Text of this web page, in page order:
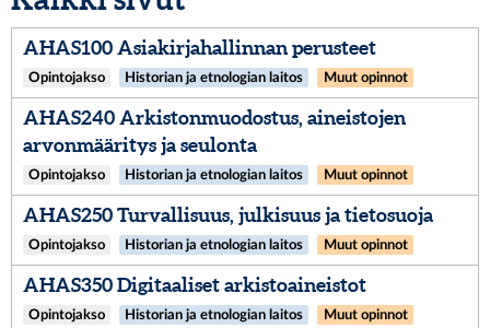
AHAS100 Asiakirjahallinnan perusteet
Opintojakso Historian ja etnologian laitos Muut opinnot
AHAS240 Arkistonmuodostus, aineistojen
arvonmääritys ja seulonta
Opintojakso Historian ja etnologian laitos Muut opinnot
AHAS250 Turvallisuus, julkisuus ja tietosuoja
Opintojakso Historian ja etnologian laitos Muut opinnot
AHAS350 Digitaaliset arkistoaineistot
Opintojakso Historian ja etnologian laitos Muut opinnot